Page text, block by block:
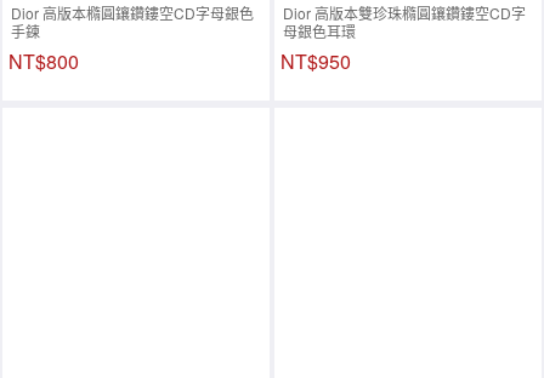
Dior 高版本橢圓鑲鑽鏤空CD字母銀色
手鍊
NT$800
Dior 高版本雙珍珠橢圓鑲鑽鏤空CD字
母銀色耳環
NT$950